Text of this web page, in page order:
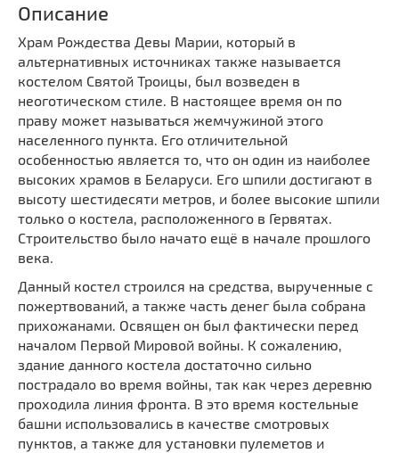
Памятники археологии
Памятники геодезии
Памятники природы
Памятники известным людям
Церкви
Монастыри
Костелы
Мечети
Часовни
Кирхи
Кладбище
Культурные центры
Театры
Галереи
Концертные залы
Выберите область
Выберите район
Выберите населенный пункт
Выберите направление
Описание
Храм Рождества Девы Марии, который в
альтернативных источниках также называется
костелом Святой Троицы, был возведен в
неоготическом стиле. В настоящее время он по
праву может называться жемчужиной этого
населенного пункта. Его отличительной
особенностью является то, что он один из наиболее
высоких храмов в Беларуси. Его шпили достигают в
высоту шестидесяти метров, и более высокие шпили
только о костела, расположенного в Гервятах.
Строительство было начато ещё в начале прошлого
века.
Данный костел строился на средства, вырученные с
пожертвований, а также часть денег была собрана
прихожанами. Освящен он был фактически перед
началом Первой Мировой войны. К сожалению,
здание данного костела достаточно сильно
пострадало во время войны, так как через деревню
проходила линия фронта. В это время костельные
башни использовались в качестве смотровых
пунктов, а также для установки пулеметов и